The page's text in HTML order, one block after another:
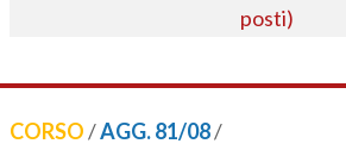
posti)
CORSO/AGG. 81/08/